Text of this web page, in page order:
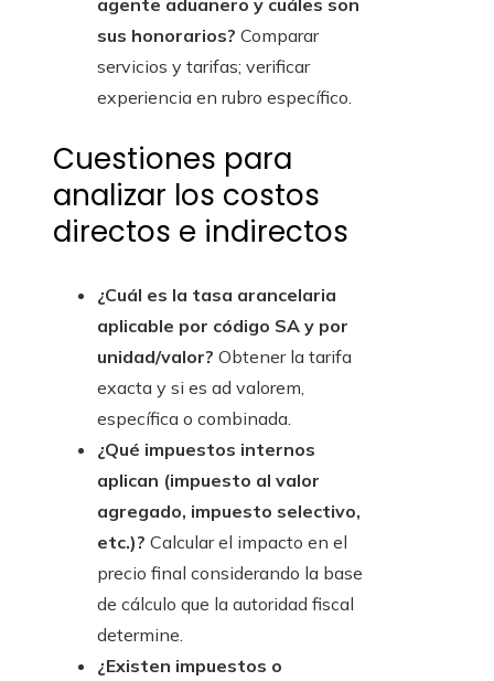
agente aduanero y cuáles son
sus honorarios? Comparar
servicios y tarifas; verificar
experiencia en rubro específico.
Cuestiones para
analizar los costos
directos e indirectos
¿Cuál es la tasa arancelaria
aplicable por código SA y por
unidad/valor? Obtener la tarifa
exacta y si es ad valorem,
específica o combinada.
¿Qué impuestos internos
aplican (impuesto al valor
agregado, impuesto selectivo,
etc.)? Calcular el impacto en el
precio final considerando la base
de cálculo que la autoridad fiscal
determine.
¿Existen impuestos o